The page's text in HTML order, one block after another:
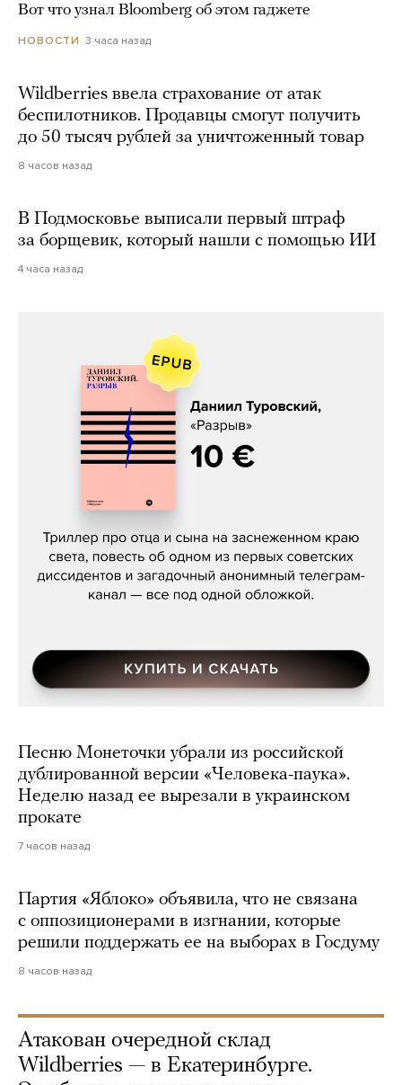
Вот что узнал Bloomberg об этом гаджете
НОВОСТИ 3 часа назад
Wildberries ввела страхование от атак
беспилотников. Продавцы смогут получить
до 50 тысяч рублей за уничтоженный товар
8 часов назад
В Подмосковье выписали первый штраф
за борщевик, который нашли с помощью ИИ
4 часа назад
Даниил Туровский, «Разрыв»
Песню Монеточки убрали из российской
дублированной версии «Человека-паука».
Неделю назад ее вырезали в украинском
прокате
7 часов назад
Партия «Яблоко» объявила, что не связана
с оппозиционерами в изгнании, которые
решили поддержать ее на выборах в Госдуму
8 часов назад
Атакован очередной склад
Wildberries — в Екатеринбурге.